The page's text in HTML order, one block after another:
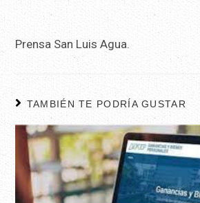
Prensa San Luis Agua.
TAMBIÉN TE PODRÍA GUSTAR